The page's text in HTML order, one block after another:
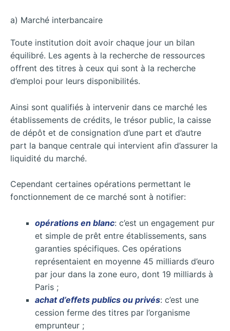
a) Marché interbancaire
Toute institution doit avoir chaque jour un bilan
équilibré. Les agents à la recherche de ressources
offrent des titres à ceux qui sont à la recherche
d’emploi pour leurs disponibilités.
Ainsi sont qualifiés à intervenir dans ce marché les
établissements de crédits, le trésor public, la caisse
de dépôt et de consignation d’une part et d’autre
part la banque centrale qui intervient afin d’assurer la
liquidité du marché.
Cependant certaines opérations permettant le
fonctionnement de ce marché sont à notifier:
opérations en blanc: c’est un engagement pur
et simple de prêt entre établissements, sans
garanties spécifiques. Ces opérations
représentaient en moyenne 45 milliards d’euro
par jour dans la zone euro, dont 19 milliards à
Paris ;
achat d’effets publics ou privés: c’est une
cession ferme des titres par l’organisme
emprunteur ;